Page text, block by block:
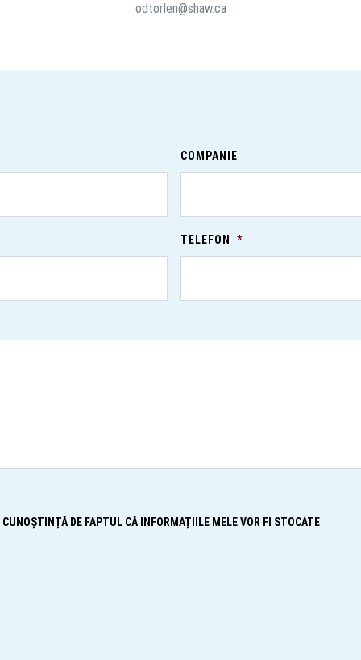
odtorlen@shaw.ca
COMPANIE
TELEFON *
DE FAPTUL CĂ INFORMAȚIILE MELE VOR FI STOCATE